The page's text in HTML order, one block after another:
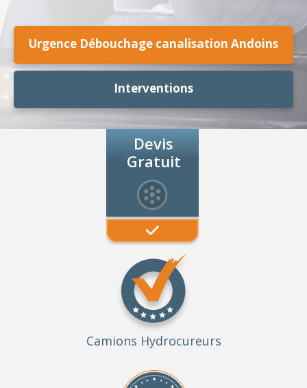
Urgence Débouchage canalisation Andoins
Interventions
Devis
Gratuit
Camions Hydrocureurs